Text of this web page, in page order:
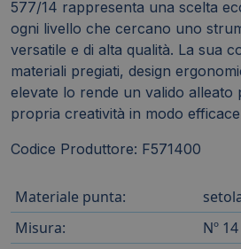
577/14 rappresenta una scelta
ogni livello che cercano uno
versatile e di alta qualità. La sua
materiali pregiati, design
elevate lo rende un valido alleato
propria creatività in modo
Codice Produttore: F571400
Materiale punta:
Misura:
Nº 14